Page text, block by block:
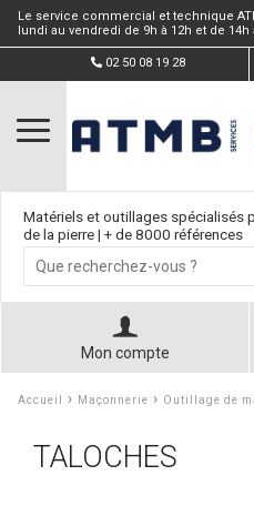
Le service commercial et technique
lundi au vendredi de 9h à 12h et de 14h
02 50 08 19 28
Matériels et outillages spécialisés
de la pierre | + de 8000 références
Mon compte
Accueil › Maçonnerie › Outillage de
TALOCHES